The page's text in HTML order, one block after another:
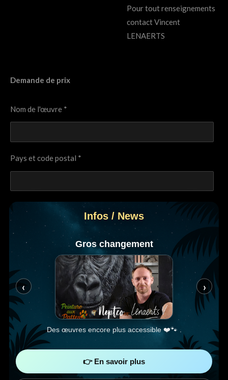
Pour tout renseignements
contact Vincent
LENAERTS
Demande de prix
Nom de l'œuvre *
Pays et code postal *
Adresse e-mail *
Envoyer le formulaire
Infos / News
‹
Gros changement
Des œuvres encore plus accessible ❤️🐾 .
›
👉 En savoir plus